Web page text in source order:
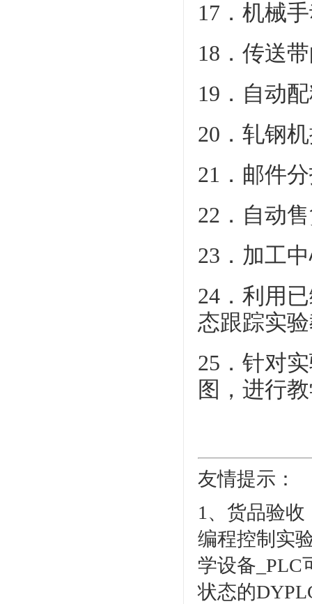
17．机械
18．传送
19．自动
20．轧钢
21．邮件
22．自动
23．加工
24．利用
态跟踪实
25．针对
图，进行
友情提示：
1、货品验
编程控制实
学设备_PLC
状态的